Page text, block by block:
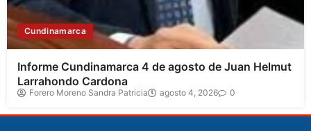
Cundinamarca
Informe Cundinamarca 4 de agosto de Juan Helmut
Larrahondo Cardona
Forero Moreno Sandra Patricia agosto 4, 2026 0